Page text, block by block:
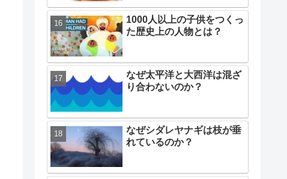
1000人以上の子供をつくっ
た歴史上の人物とは？
なぜ太平洋と大西洋は混ざ
り合わないのか？
なぜシダレヤナギは枝が垂
れているのか？